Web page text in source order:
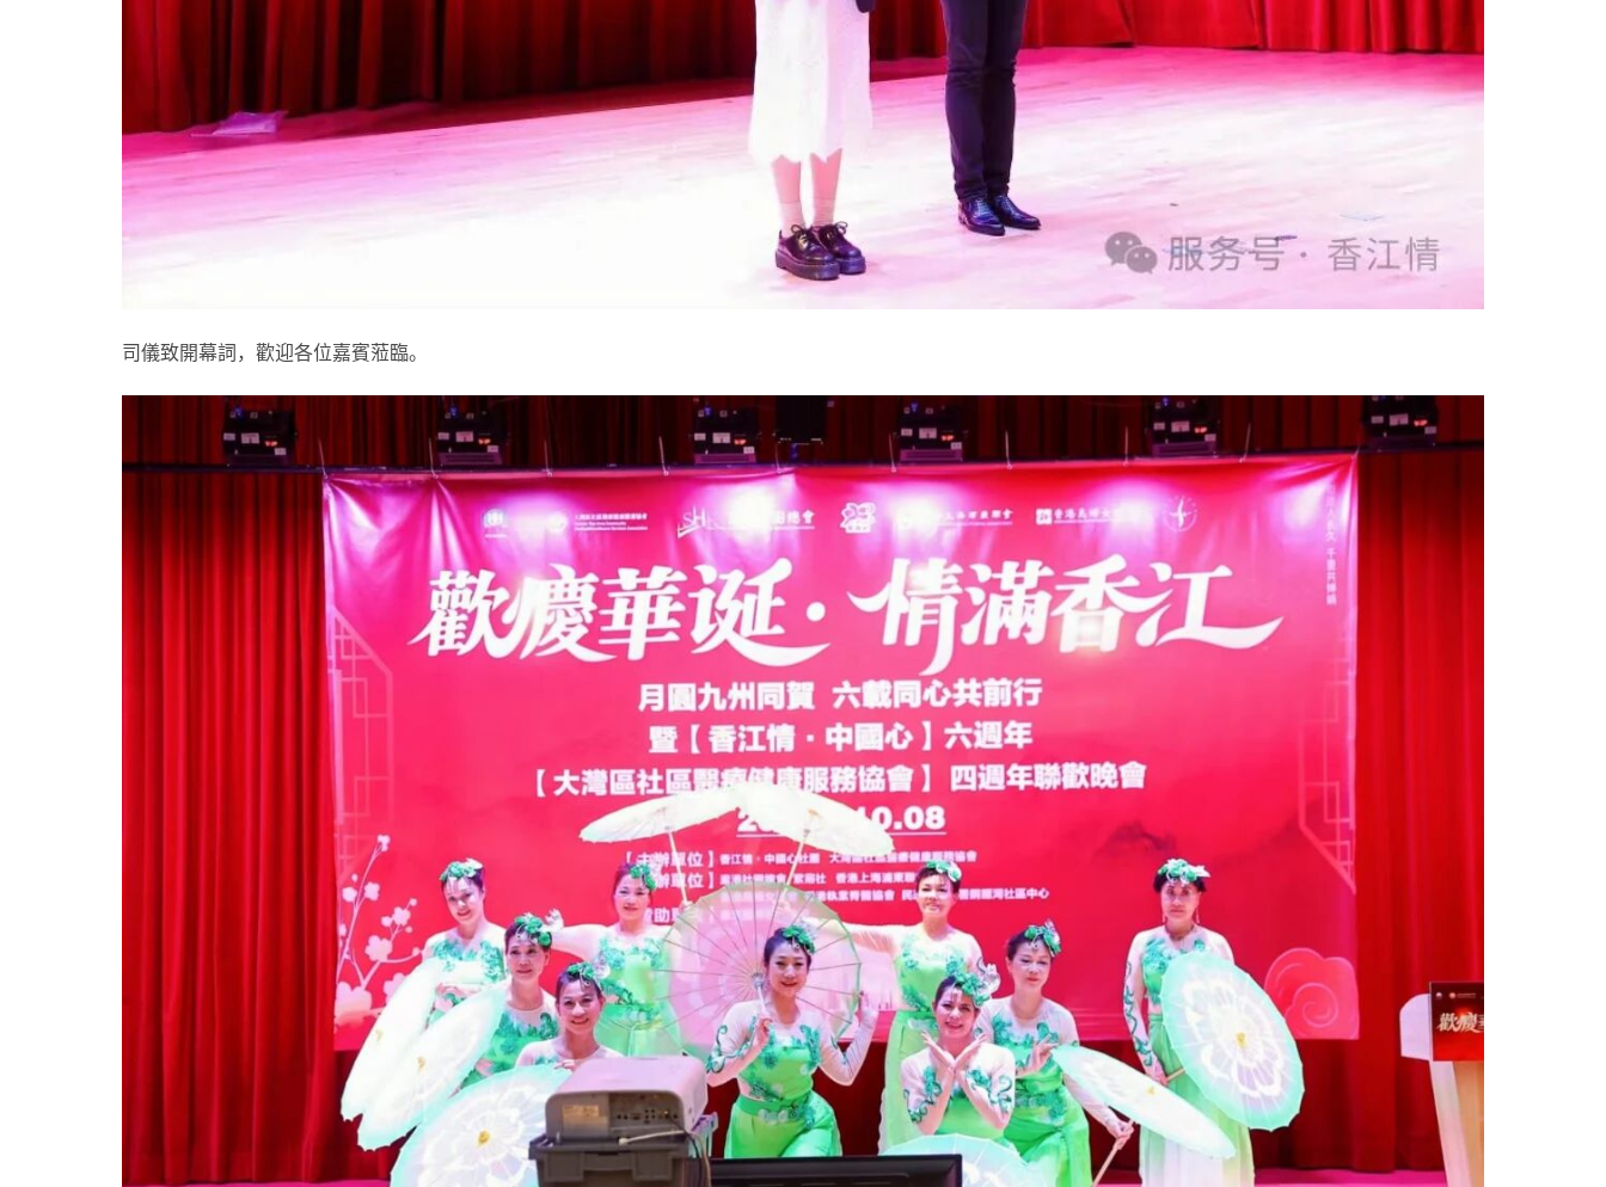
司儀致開幕詞，歡迎各位嘉賓蒞臨。